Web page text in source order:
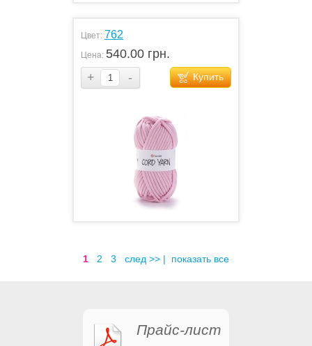
Цвет: 762
Цена: 540.00 грн.
+
- Купить
1 2 3 след >> | показать все
Прайс-лист